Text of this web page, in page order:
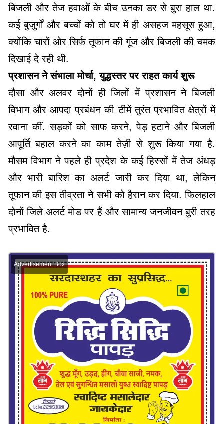
बिजली और तेज हवाओं के बीच उनका डर से बुरा हाल था.
कई बुजुर्गों और बच्चों को तो घर में ही असहज महसूस हुआ,
क्योंकि चारों ओर सिर्फ तूफान की गूंज और बिजली की चमक
दिखाई दे रही थी.
प्रशासन ने संभाला मोर्चा, युद्धस्तर पर राहत कार्य शुरू
दौसा और अलवर दोनों ही जिलों में प्रशासन ने बिजली
विभाग और आपदा प्रबंधन की टीमें तुरंत प्रभावित क्षेत्रों में
रवाना कीं. सड़कों को साफ करने, पेड़ हटाने और बिजली
आपूर्ति बहाल करने का काम तेज़ी से शुरू किया गया है.
मौसम विभाग ने पहले ही प्रदेश के कई हिस्सों में तेज अंधड़
और भारी बारिश का अलर्ट जारी कर दिया था, लेकिन
तूफान की इस तीव्रता ने सभी को हैरान कर दिया. फिलहाल
दोनों जिले अलर्ट मोड पर हैं और सामान्य जनजीवन बुरी तरह
प्रभावित है.
Advertisement Box